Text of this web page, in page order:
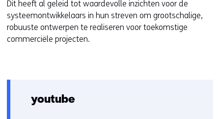
e
r
)
Dit heeft al geleid tot waardevolle inzichten voor de
systeemontwikkelaars in hun streven om grootschalige,
robuuste ontwerpen te realiseren voor toekomstige
commerciële projecten.
youtube